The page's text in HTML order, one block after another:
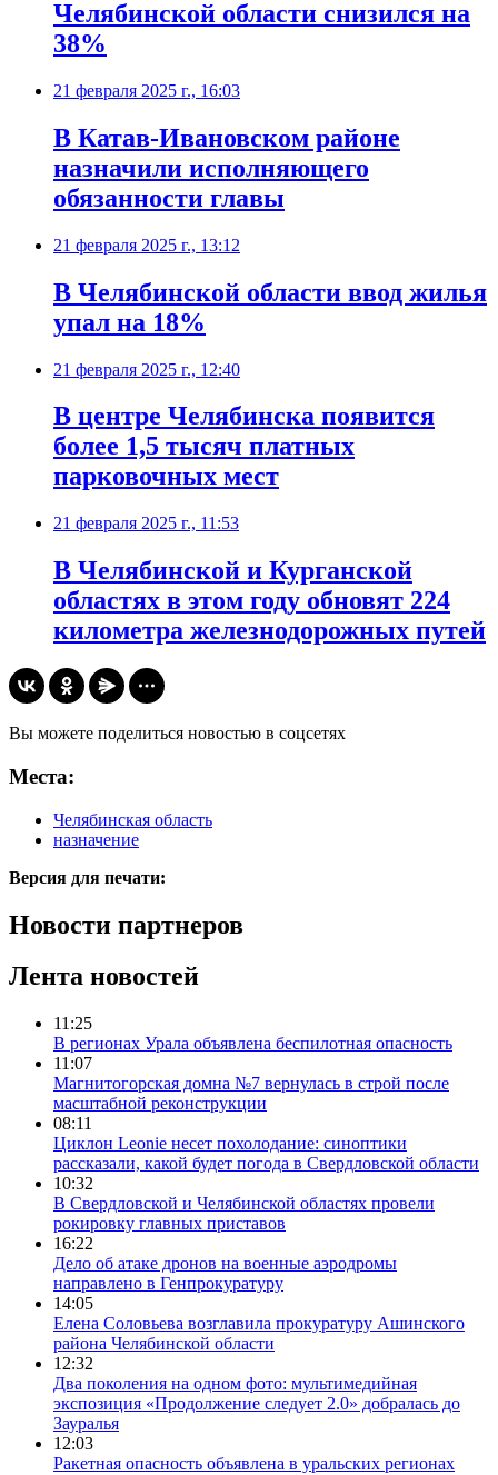
Челябинской области снизился на
38%
21 февраля 2025 г., 16:03
В Катав-Ивановском районе
назначили исполняющего
обязанности главы
21 февраля 2025 г., 13:12
В Челябинской области ввод жилья
упал на 18%
21 февраля 2025 г., 12:40
В центре Челябинска появится
более 1,5 тысяч платных
парковочных мест
21 февраля 2025 г., 11:53
В Челябинской и Курганской
областях в этом году обновят 224
километра железнодорожных путей
Вы можете поделиться новостью в соцсетях
Места:
Челябинская область
назначение
Версия для печати:
Новости партнеров
Лента новостей
11:25
В регионах Урала объявлена беспилотная опасность
11:07
Магнитогорская домна №7 вернулась в строй после
масштабной реконструкции
08:11
Циклон Leonie несет похолодание: синоптики
рассказали, какой будет погода в Свердловской области
10:32
В Свердловской и Челябинской областях провели
рокировку главных приставов
16:22
Дело об атаке дронов на военные аэродромы
направлено в Генпрокуратуру
14:05
Елена Соловьева возглавила прокуратуру Ашинского
района Челябинской области
12:32
Два поколения на одном фото: мультимедийная
экспозиция «Продолжение следует 2.0» добралась до
Зауралья
12:03
Ракетная опасность объявлена в уральских регионах